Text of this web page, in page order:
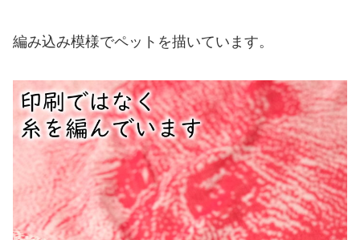
編み込み模様でペットを描いています。